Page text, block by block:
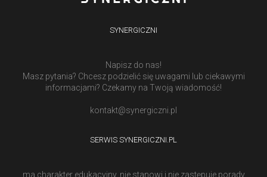
SYNERGICZNI
Napisz do nas!
Masz pytania? Chcesz podzielić się uwagami lub ciekawymi
informacjami? Czekamy na Twoją wiadomość!
kontakt@synergiczni.pl
SERWIS SYNERGICZNI.PL
ma charakter edukacyjny, nie stanowi i nie zastępuje porady